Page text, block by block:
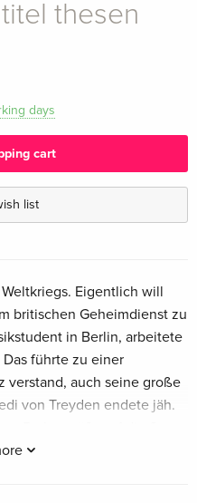
thesen
days
cart
list
Eigentlich will
britischen Geheimdienst zu
in Berlin, arbeitete
führte zu einer
verstand, auch seine große
von Treyden endete jäh.
von nie gekannter